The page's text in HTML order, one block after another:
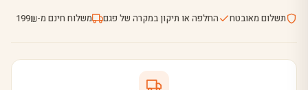
תשלום מאובטח החלפה או תיקון במקרה של פגם משלוח חינם מ-₪
199